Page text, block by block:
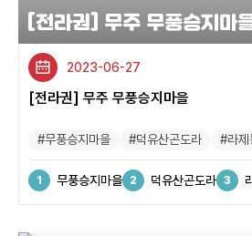
[전라권] 무주 무풍승지마
2023-06-27
[전라권] 무주 무풍승지마을
#무풍승지마을 #덕유산곤도라 #라제
무풍승지마을 덕유산곤도라